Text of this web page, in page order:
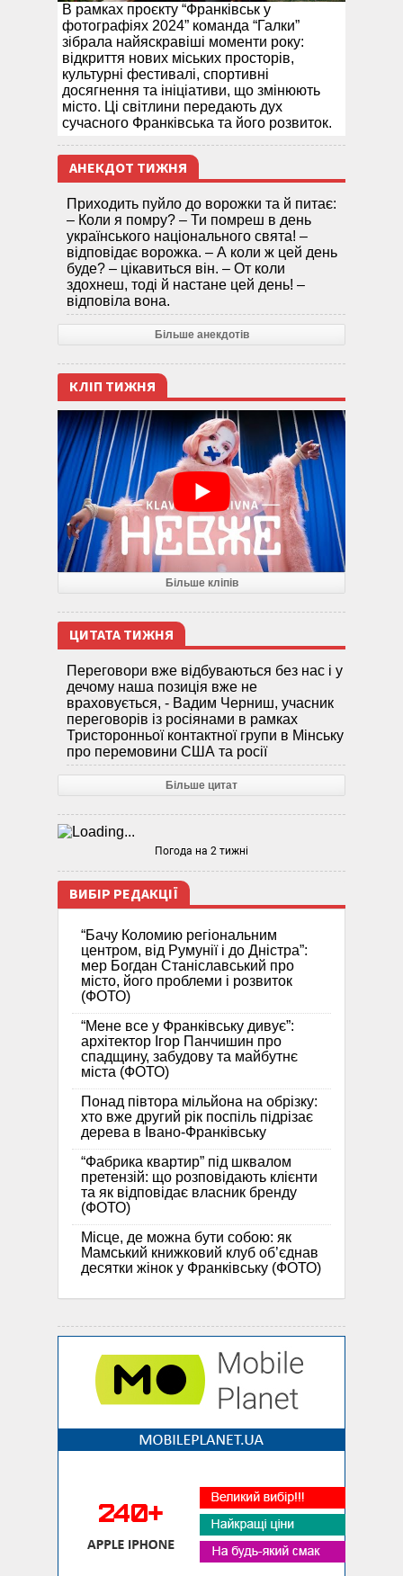
В рамках проєкту “Франківськ у
фотографіях 2024” команда “Галки”
зібрала найяскравіші моменти року:
відкриття нових міських просторів,
культурні фестивалі, спортивні
досягнення та ініціативи, що змінюють
місто. Ці світлини передають дух
сучасного Франківська та його розвиток.
АНЕКДОТ ТИЖНЯ
Приходить пуйло до ворожки та й питає:
– Коли я помру? – Ти помреш в день
українського національного свята! –
відповідає ворожка. – А коли ж цей день
буде? – цікавиться він. – От коли
здохнеш, тоді й настане цей день! –
відповіла вона.
Більше анекдотів
КЛІП ТИЖНЯ
Більше кліпів
ЦИТАТА ТИЖНЯ
Переговори вже відбуваються без нас і у
дечому наша позиція вже не
враховується, - Вадим Черниш, учасник
переговорів із росіянами в рамках
Тристоронньої контактної групи в Мінську
про перемовини США та росії
Більше цитат
Погода на 2 тижні
ВИБІР РЕДАКЦІЇ
“Бачу Коломию регіональним
центром, від Румунії і до Дністра”:
мер Богдан Станіславський про
місто, його проблеми і розвиток
(ФОТО)
“Мене все у Франківську дивує”:
архітектор Ігор Панчишин про
спадщину, забудову та майбутнє
міста (ФОТО)
Понад півтора мільйона на обрізку:
хто вже другий рік поспіль підрізає
дерева в Івано-Франківську
“Фабрика квартир” під шквалом
претензій: що розповідають клієнти
та як відповідає власник бренду
(ФОТО)
Місце, де можна бути собою: як
Мамський книжковий клуб об’єднав
десятки жінок у Франківську (ФОТО)